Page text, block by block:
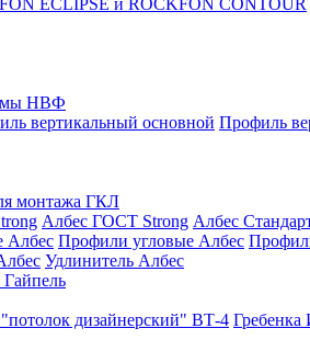
ECLIPSE и ROCKFON CONTOUR
НВФ
вертикальный основной Профиль
монтажа ГКЛ
Албес ГОСТ Strong Албес
Албес Профили угловые Албес
Удлинитель Албес
"потолок дизайнерский" ВТ-4 Гребенка